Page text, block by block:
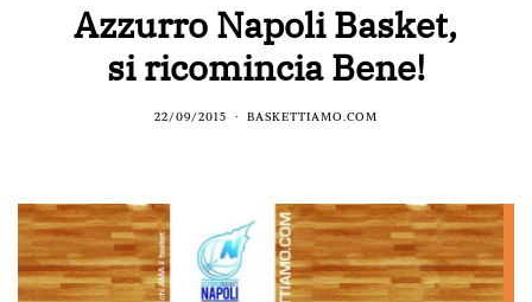
Azzurro Napoli Basket,
si ricomincia Bene!
22/09/2015 BASKETTIAMO.COM